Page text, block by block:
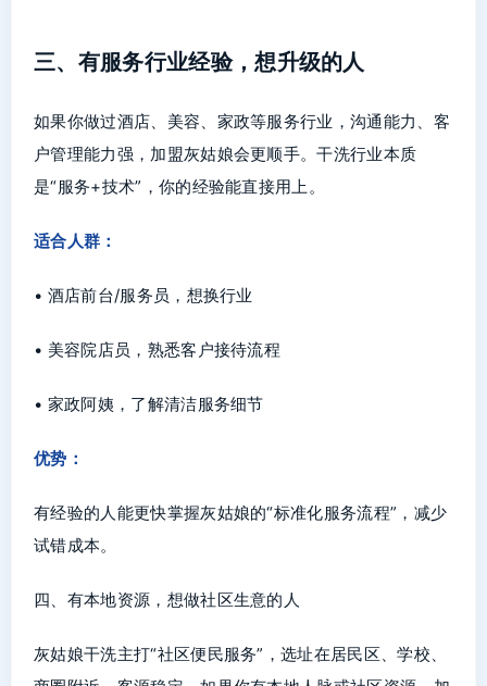
三、有服务行业经验，想升级的人
如果你做过酒店、美容、家政等服务行业，沟通能力、客
户管理能力强，加盟灰姑娘会更顺手。干洗行业本质
是“服务+技术”，你的经验能直接用上。
适合人群：
• 酒店前台/服务员，想换行业
• 美容院店员，熟悉客户接待流程
• 家政阿姨，了解清洁服务细节
优势：
有经验的人能更快掌握灰姑娘的“标准化服务流程”，减少
试错成本。
四、有本地资源，想做社区生意的人
灰姑娘干洗主打“社区便民服务”，选址在居民区、学校、